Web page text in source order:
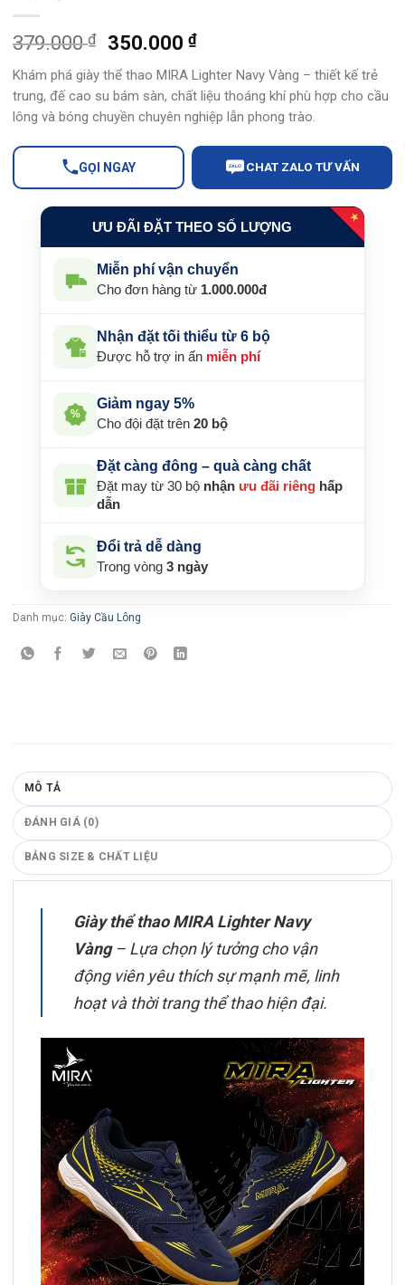
379.000₫
Giá
gốc
là:
379.000 ₫.
350.000 ₫Giá
hiện
tại
là:
350.000 ₫.
Khám phá giày thể thao MIRA Lighter Navy Vàng – thiết kế trẻ
trung, đế cao su bám sàn, chất liệu thoáng khí phù hợp cho cầu
lông và bóng chuyền chuyên nghiệp lẫn phong trào.
GỌI NGAY ZALO CHAT ZALO TƯ VẤN
ƯU ĐÃI ĐẶT THEO SỐ LƯỢNG
★
Miễn phí vận chuyển
Cho đơn hàng từ 1.000.000đ
Nhận đặt tối thiểu từ 6 bộ
Được hỗ trợ in ấn miễn phí
%
Giảm ngay 5%
Cho đội đặt trên 20 bộ
Đặt càng đông – quà càng chất
Đặt may từ 30 bộ nhận ưu đãi riêng hấp
dẫn
Đổi trả dễ dàng
Trong vòng 3 ngày
Danh mục: Giày Cầu Lông
MÔ TẢ
ĐÁNH GIÁ (0)
BẢNG SIZE & CHẤT LIỆU
Giày thể thao MIRA Lighter Navy
Vàng– Lựa chọn lý tưởng cho vận
động viên yêu thích sự mạnh mẽ, linh
hoạt và thời trang thể thao hiện đại.